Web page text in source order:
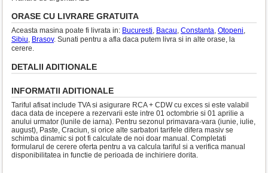
ORASE CU LIVRARE GRATUITA
Aceasta masina poate fi livrata in: Bucuresti, Bacau, Constanta, Otopeni,
Sibiu, Brasov. Sunati pentru a afla daca putem livra si in alte orase, la
cerere.
DETALII ADITIONALE
INFORMATII ADITIONALE
Tariful afisat include TVA si asigurare RCA + CDW cu exces si este valabil
daca data de incepere a rezervarii este intre 01 octombrie si 01 aprilie a
anului urmator (lunile de iarna). Pentru sezonul primavara-vara (iunie, iulie,
august), Paste, Craciun, si orice alte sarbatori tarifele difera masiv se
schimba dinamic si pot fi calculate de noi doar manual. Completati
formularul de cerere oferta pentru a va calcula tariful si a verifica manual
disponibilitatea in functie de perioada de inchiriere dorita.